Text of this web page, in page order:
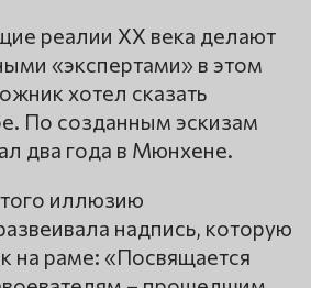
реалии ХХ века делают
«экспертами» в этом
хотел сказать
По созданным эскизам
два года в Мюнхене.
иллюзию
надпись, которую
на раме: «Посвящается